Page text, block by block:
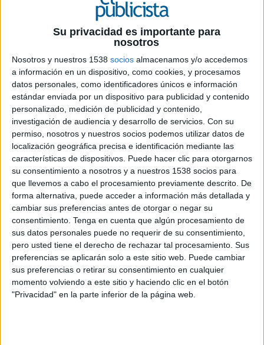
Su privacidad es importante para
nosotros
Nosotros y nuestros 1538 socios almacenamos y/o accedemos
a información en un dispositivo, como cookies, y procesamos
datos personales, como identificadores únicos e información
estándar enviada por un dispositivo para publicidad y contenido
personalizado, medición de publicidad y contenido,
investigación de audiencia y desarrollo de servicios. Con su
permiso, nosotros y nuestros socios podemos utilizar datos de
localización geográfica precisa e identificación mediante las
características de dispositivos. Puede hacer clic para otorgarnos
su consentimiento a nosotros y a nuestros 1538 socios para
que llevemos a cabo el procesamiento previamente descrito. De
forma alternativa, puede acceder a información más detallada y
cambiar sus preferencias antes de otorgar o negar su
consentimiento. Tenga en cuenta que algún procesamiento de
sus datos personales puede no requerir de su consentimiento,
pero usted tiene el derecho de rechazar tal procesamiento. Sus
preferencias se aplicarán solo a este sitio web. Puede cambiar
sus preferencias o retirar su consentimiento en cualquier
momento volviendo a este sitio y haciendo clic en el botón
"Privacidad" en la parte inferior de la página web.
Ficha técnica “If they don't understand why,
Anunciante: Cupra (Grupo Seat)
Marca: Seat Cupra
Sector: Automovilismo
Título: If they don't understand why, they will
Contactos del anunciante: Jason Lusty, Ignasi
Prieto, Thibaud Vincent-Genod, Patrick Sievers,
Carlos Valero.
Agencia: &Rosàs
Director creativo ejecutivo: Isahac Oliver
Head of art: Xavi Mauri